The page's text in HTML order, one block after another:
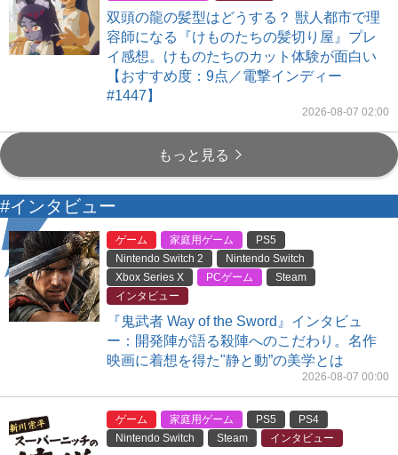
双頭の龍の髪型はどうする？ 獣人都市で理
容師になる『けものたちの髪切り屋』プレ
イ感想。けものたちのカット体験が面白い
【おすすめ度：9点／電撃インディー
#1447】
2026-08-07 02:00
もっと見る
#インタビュー
ゲーム 家庭用ゲーム
PS5
Nintendo Switch 2
Nintendo Switch
Xbox Series X
PCゲーム
Steam
インタビュー
『鬼武者 Way of the Sword』インタビュ
ー：開発陣が語る殺陣へのこだわり。名作
映画に着想を得た"静と動”の美学とは
2026-08-07 00:00
ゲーム 家庭用ゲーム PS5
PS4
Nintendo Switch
Steam インタビュー